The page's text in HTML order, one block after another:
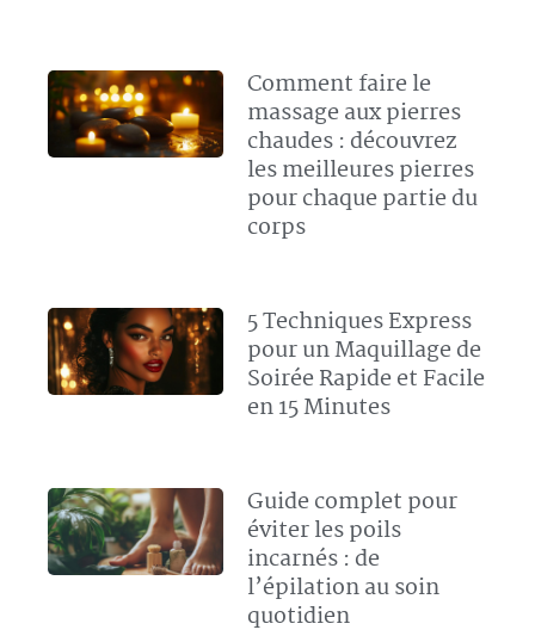
Comment faire le
massage aux pierres
chaudes : découvrez
les meilleures pierres
pour chaque partie du
corps
5 Techniques Express
pour un Maquillage de
Soirée Rapide et Facile
en 15 Minutes
Guide complet pour
éviter les poils
incarnés : de
l’épilation au soin
quotidien